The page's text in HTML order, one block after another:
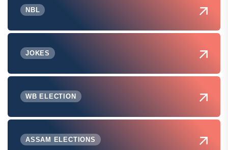
NBL
JOKES
WB ELECTION
ASSAM ELECTIONS